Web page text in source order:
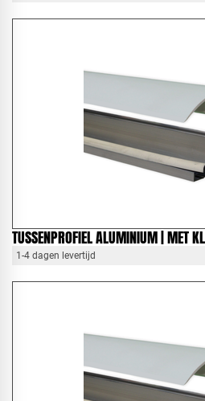
TUSSENPROFIEL ALUMINIUM | MET
1-4 dagen levertijd